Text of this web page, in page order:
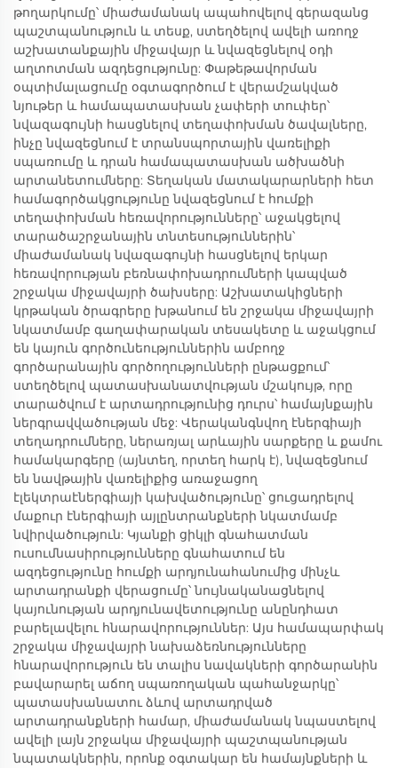
թողարկումը՝ միաժամանակ ապահովելով գերազանց
պաշտպանություն և տեսք, ստեղծելով ավելի առողջ
աշխատանքային միջավայր և նվազեցնելով օդի
աղտոտման ազդեցությունը: Փաթեթավորման
օպտիմալացումը օգտագործում է վերամշակված
նյութեր և համապատասխան չափերի տուփեր՝
նվազագույնի հասցնելով տեղափոխման ծավալները,
ինչը նվազեցնում է տրանսպորտային վառելիքի
սպառումը և դրան համապատասխան ածխածնի
արտանետումները: Տեղական մատակարարների հետ
համագործակցությունը նվազեցնում է հումքի
տեղափոխման հեռավորությունները՝ աջակցելով
տարածաշրջանային տնտեսություններին՝
միաժամանակ նվազագույնի հասցնելով երկար
հեռավորության բեռնափոխադրումների կապված
շրջակա միջավայրի ծախսերը: Աշխատակիցների
կրթական ծրագրերը խթանում են շրջակա միջավայրի
նկատմամբ գաղափարական տեսակետը և աջակցում
են կայուն գործունեություններին ամբողջ
գործարանային գործողությունների ընթացքում՝
ստեղծելով պատասխանատվության մշակույթ, որը
տարածվում է արտադրությունից դուրս՝ համայնքային
ներգրավվածության մեջ: Վերականգնվող էներգիայի
տեղադրումները, ներառյալ արևային սարքերը և քամու
համակարգերը (այնտեղ, որտեղ հարկ է), նվազեցնում
են նավթային վառելիքից առաջացող
էլեկտրաէներգիայի կախվածությունը՝ ցուցադրելով
մաքուր էներգիայի այլընտրանքների նկատմամբ
նվիրվածություն: Կյանքի ցիկլի գնահատման
ուսումնասիրությունները գնահատում են
ազդեցությունը հումքի արդյունահանումից մինչև
արտադրանքի վերացումը՝ նույնականացնելով
կայունության արդյունավետությունը անընդհատ
բարելավելու հնարավորություններ: Այս համապարփակ
շրջակա միջավայրի նախաձեռնությունները
հնարավորություն են տալիս նավակների գործարանին
բավարարել աճող սպառողական պահանջարկը՝
պատասխանատու ձևով արտադրված
արտադրանքների համար, միաժամանակ նպաստելով
ավելի լայն շրջակա միջավայրի պաշտպանության
նպատակներին, որոնք օգտակար են համայնքների և